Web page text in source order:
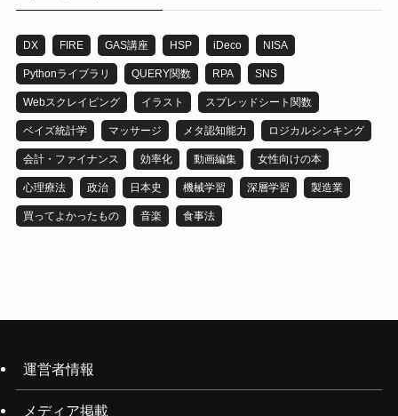
DX FIRE GAS講座 HSP iDeco NISA
Pythonライブラリ QUERY関数 RPA SNS
Webスクレイピング イラスト スプレッドシート関数
ベイズ統計学 マッサージ メタ認知能力 ロジカルシンキング
会計・ファイナンス 効率化 動画編集 女性向けの本
心理療法 政治 日本史 機械学習 深層学習 製造業
買ってよかったもの 音楽 食事法
運営者情報
メディア掲載